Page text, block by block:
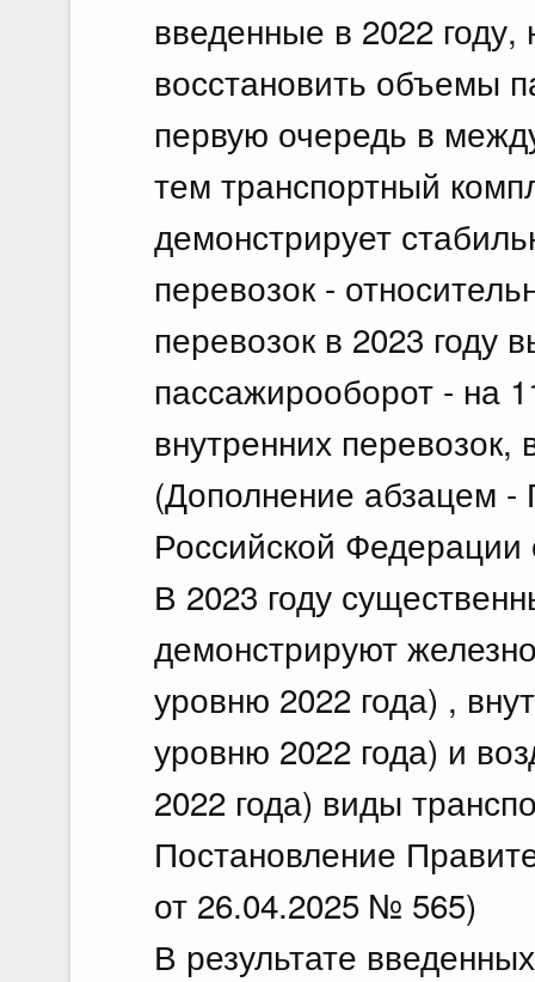
введенные в 2022
восстановить объемы
первую очередь в
тем транспортный
демонстрирует
перевозок -
перевозок в 2023 году
пассажирооборот - на
внутренних перевозок,
(Дополнение абзацем -
Российской
В 2023 году
демонстрируют
уровню 2022 года) ,
уровню 2022 года) и
2022 года) виды
Постановление
от 26.04.2025 № 565)
В результате